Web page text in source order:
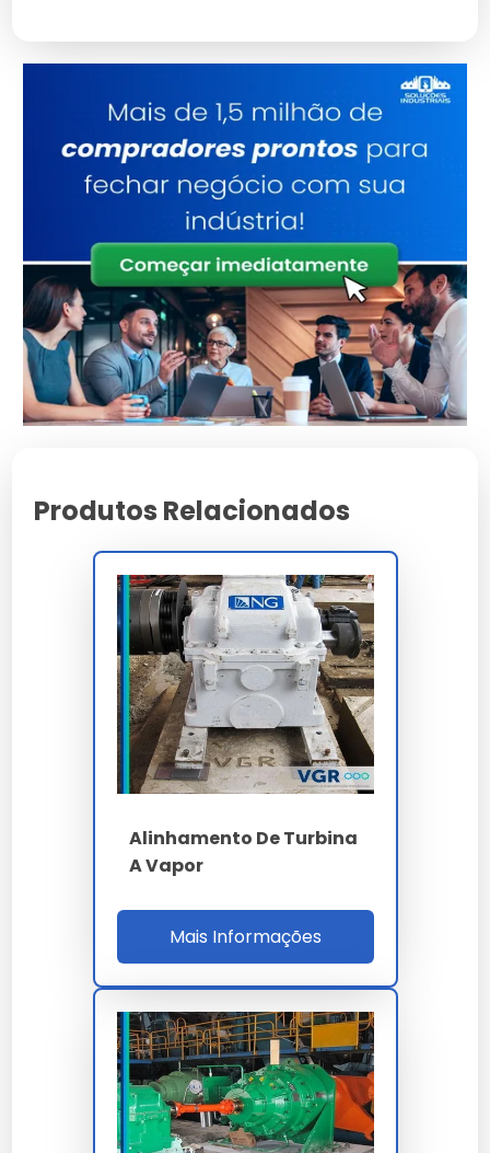
Especificações Técnicas
Atributo
Detalhes
Base Técnica
Estrutura reforçada
para uso contínuo
Certificação
Validado sob
rigorosos testes de
qualidade
Aplicação
Design versátil para
múltiplos cenários
Suporte
Consultoria
Especializada
complexos.
Garantia estendida para garantir tranquilidade ao
Design moderno que facilita a inspeção e limpeza
Suporte comercial direto para demandas em escala
Alta adaptabilidade a diferentes exigências e normas
Preço e Orçamento
A definição de valores paraalinhamento de
turbinas cotaçãoleva em conta a complexidade
com propostas personalizadas para garantir o melhor
custo-benefício em cada projeto.
Onde Comprar Alinhamento De
Turbinas Cotação
Para garantir a procedência e qualidade técnica,
realize a aquisição através de canais oficiais e
fornecedores especializados. Nossa empresa oferece
suporte completo na escolha do alinhamento de
Produtos Relacionados
Alinhamento De Turbina
A Vapor
Mais Informações